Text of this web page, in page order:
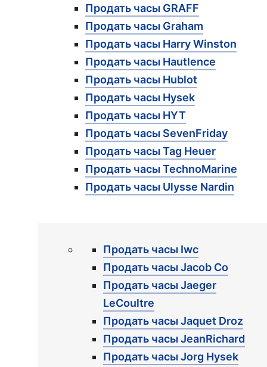
Продать часы GRAFF
Продать часы Graham
Продать часы Harry Winston
Продать часы Hautlence
Продать часы Hublot
Продать часы Hysek
Продать часы HYT
Продать часы SevenFriday
Продать часы Tag Heuer
Продать часы TechnoMarine
Продать часы Ulysse Nardin
Продать часы Iwc
Продать часы Jacob Co
Продать часы Jaeger
LeCoultre
Продать часы Jaquet Droz
Продать часы JeanRichard
Продать часы Jorg Hysek